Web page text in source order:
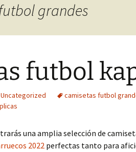
grandes
futbol
Uncategorized camisetas futbol
una amplia selección de
2022perfectas tanto para